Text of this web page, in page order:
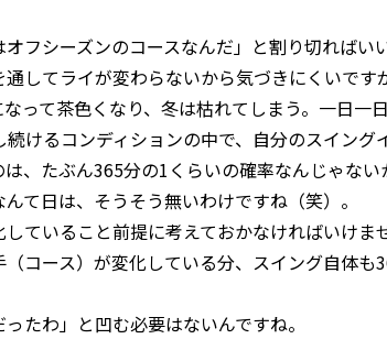
シーズンのコースなんだ」と割り切ればいい
してライが変わらないから気づきにくいです
って茶色くなり、冬は枯れてしまう。一日一
続けるコンディションの中で、自分のスイング
、たぶん365分の1くらいの確率なんじゃない
て日は、そうそう無いわけですね（笑）。
ていること前提に考えておかなければいけま
コース）が変化している分、スイング自体も
たわ」と凹む必要はないんですね。